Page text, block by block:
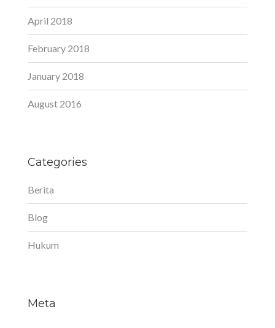
April 2018
February 2018
January 2018
August 2016
Categories
Berita
Blog
Hukum
Meta